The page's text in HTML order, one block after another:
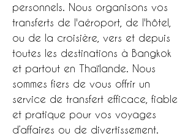
personnels. Nous organisons vos
transferts de l'aéroport, de l'hôtel,
ou de la croisière, vers et depuis
toutes les destinations à Bangkok
et partout en Thaïlande. Nous
sommes fiers de vous offrir un
service de transfert efficace, fiable
et pratique pour vos voyages
d’affaires ou de divertissement.